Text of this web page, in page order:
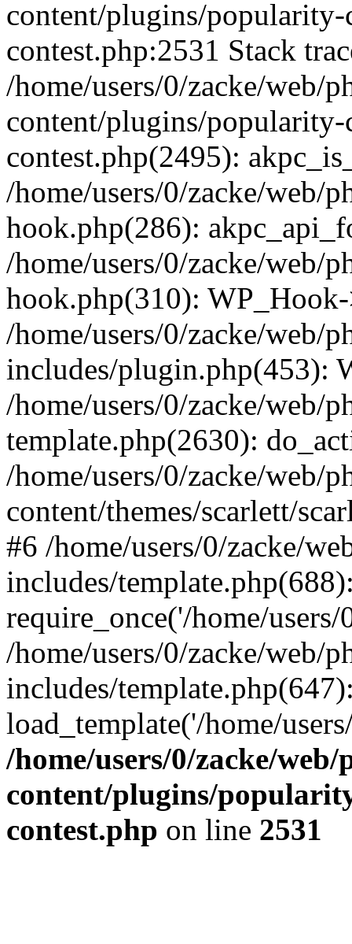
content/plugins/
contest.php:2531 Stack
/home/users/0/zacke/web/
content/plugins/
contest.php(2495):
/home/users/0/zacke/web/
hook.php(286):
/home/users/0/zacke/web/
hook.php(310):
/home/users/0/zacke/web/
includes/plugin.php(453):
/home/users/0/zacke/web/
template.php(2630):
/home/users/0/zacke/web/
content/themes/scarlett/
#6 /home/users/0/zacke/
includes/
require_once('/home/
/home/users/0/zacke/web/
includes/
load_template('/home/
/home/users/0/zacke/
content/plugins/
contest.php on line 2531